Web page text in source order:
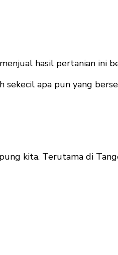
hasil pertanian ini
apa pun yang
kita. Terutama di